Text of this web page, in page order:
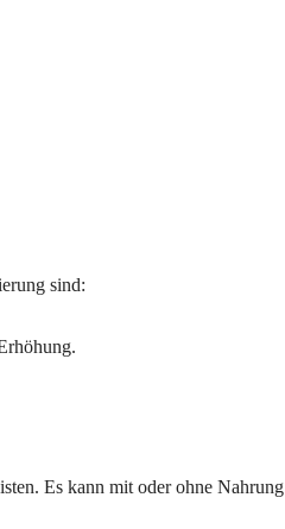
sind:
Es kann mit oder ohne